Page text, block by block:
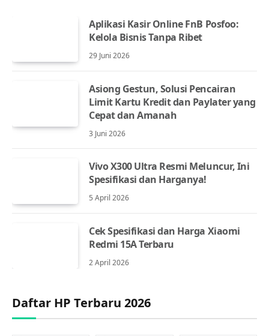
Aplikasi Kasir Online FnB Posfoo:
Kelola Bisnis Tanpa Ribet
29 Juni 2026
Asiong Gestun, Solusi Pencairan
Limit Kartu Kredit dan Paylater yang
Cepat dan Amanah
3 Juni 2026
Vivo X300 Ultra Resmi Meluncur, Ini
Spesifikasi dan Harganya!
5 April 2026
Cek Spesifikasi dan Harga Xiaomi
Redmi 15A Terbaru
2 April 2026
Daftar HP Terbaru 2026